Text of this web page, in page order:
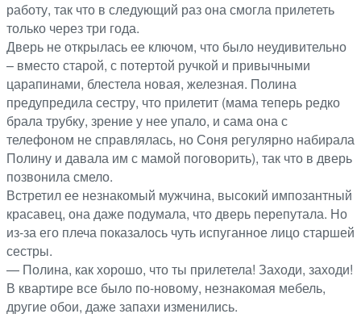
работу, так что в следующий раз она смогла прилететь
только через три года.
Дверь не открылась ее ключом, что было неудивительно
– вместо старой, с потертой ручкой и привычными
царапинами, блестела новая, железная. Полина
предупредила сестру, что прилетит (мама теперь редко
брала трубку, зрение у нее упало, и сама она с
телефоном не справлялась, но Соня регулярно набирала
Полину и давала им с мамой поговорить), так что в дверь
позвонила смело.
Встретил ее незнакомый мужчина, высокий импозантный
красавец, она даже подумала, что дверь перепутала. Но
из-за его плеча показалось чуть испуганное лицо старшей
сестры.
— Полина, как хорошо, что ты прилетела! Заходи, заходи!
В квартире все было по-новому, незнакомая мебель,
другие обои, даже запахи изменились.